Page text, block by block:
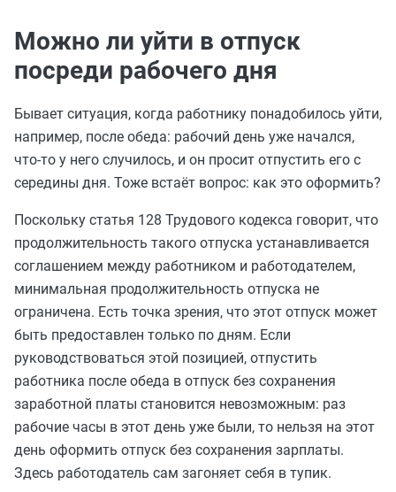
Можно ли уйти в отпуск
посреди рабочего дня
Бывает ситуация, когда работнику понадобилось уйти,
например, после обеда: рабочий день уже начался,
что-то у него случилось, и он просит отпустить его с
середины дня. Тоже встаёт вопрос: как это оформить?
Поскольку статья 128 Трудового кодекса говорит, что
продолжительность такого отпуска устанавливается
соглашением между работником и работодателем,
минимальная продолжительность отпуска не
ограничена. Есть точка зрения, что этот отпуск может
быть предоставлен только по дням. Если
руководствоваться этой позицией, отпустить
работника после обеда в отпуск без сохранения
заработной платы становится невозможным: раз
рабочие часы в этот день уже были, то нельзя на этот
день оформить отпуск без сохранения зарплаты.
Здесь работодатель сам загоняет себя в тупик.